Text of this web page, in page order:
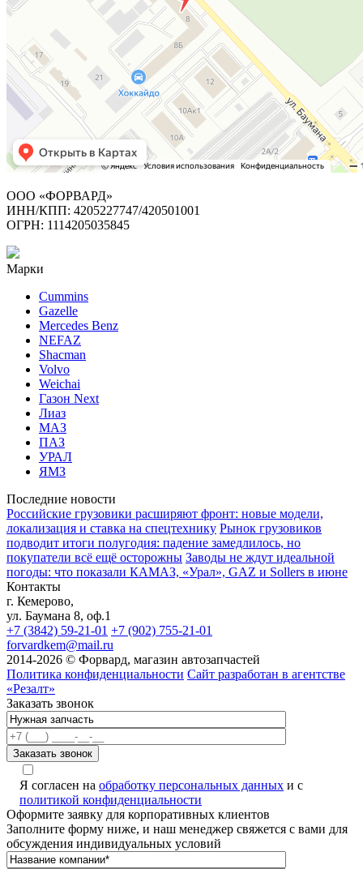
ООО «ФОРВАРД»
ИНН/КПП: 4205227747/420501001
ОГРН: 1114205035845
Марки
Cummins
Gazelle
Mercedes Benz
NEFAZ
Shacman
Volvo
Weichai
Газон Next
Лиаз
МАЗ
ПАЗ
УРАЛ
ЯМЗ
Последние новости
Российские грузовики расширяют фронт: новые модели,
локализация и ставка на спецтехнику Рынок грузовиков
подводит итоги полугодия: падение замедлилось, но
покупатели всё ещё осторожны Заводы не ждут идеальной
погоды: что показали КАМАЗ, «Урал», GAZ и Sollers в июне
Контакты
г. Кемерово,
ул. Баумана 8, оф.1
+7 (3842) 59-21-01 +7 (902) 755-21-01
forvardkem@mail.ru
2014-2026 © Форвард, магазин автозапчастей
Политика конфиденциальности Сайт разработан в агентстве
«Резалт»
Заказать звонок
Я согласен на обработку персональных данных и с
политикой конфиденциальности
Оформите заявку для корпоративных клиентов
Заполните форму ниже, и наш менеджер свяжется с вами для
обсуждения индивидуальных условий